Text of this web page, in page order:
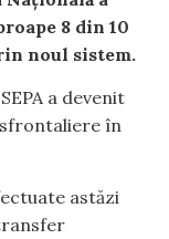
8 din 10
noul sistem.
a devenit
în
astăzi